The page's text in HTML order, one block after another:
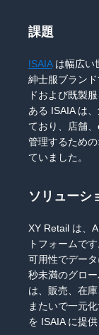
課題
ISAIAは幅広い
紳士服ブラン
ドおよび既製
ある ISAIA は
ており、店舗
管理するため
ていました。
ソリューシ
XY Retail は、
トフォームで
可用性でデー
秒未満のグロ
は、販売、在
またいで一元
を ISAIA に提供